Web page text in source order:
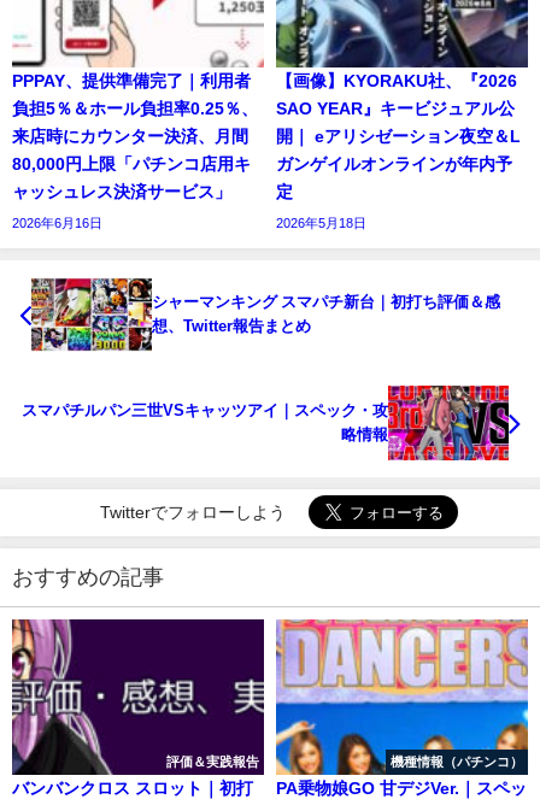
PPPAY、提供準備完了｜利用者
負担5％＆ホール負担率0.25％、
来店時にカウンター決済、月間
80,000円上限「パチンコ店用キ
ャッシュレス決済サービス」
2026年6月16日
【画像】KYORAKU社、『2026
SAO YEAR』キービジュアル公
開｜ eアリシゼーション夜空＆L
ガンゲイルオンラインが年内予
定
2026年5月18日
シャーマンキング スマパチ新台｜初打ち評価＆感
想、Twitter報告まとめ
スマパチルパン三世VSキャッツアイ｜スペック・攻
略情報
Twitterでフォローしよう
おすすめの記事
評価＆実践報告
バンバンクロス スロット｜初打
機種情報（パチンコ）
PA乗物娘GO 甘デジVer.｜スペッ